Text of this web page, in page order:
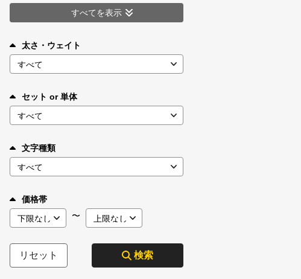
お問い合わせ
すべてを表示
太さ・ウェイト
セット or 単体
文字種類
価格帯
〜
リセット 検索